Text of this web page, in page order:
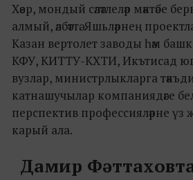
Хәер, мондый сәләтлеләр мәктәбе
алмый, әлбәттә. Яшьләрнең
Казан вертолет заводы һәм
КФУ, КИТТУ-КХТИ, Икътисад
вузлар, министрлыкларга
катнашучылар компаниядәге
перспектив профессияләрне үз
карый ала.
Дамир